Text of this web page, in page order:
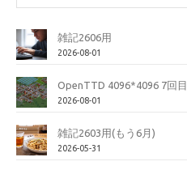
雑記2606用
2026-08-01
OpenTTD 4096*4096 7回目
2026-08-01
雑記2603用(もう6月)
2026-05-31